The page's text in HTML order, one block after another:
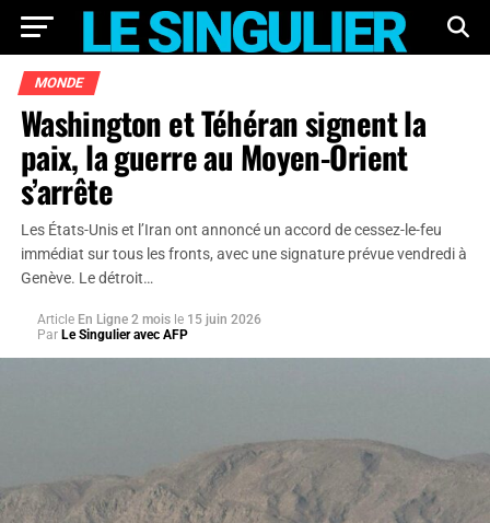
MONDE
Washington et Téhéran signent la
paix, la guerre au Moyen-Orient
s’arrête
Les États-Unis et l’Iran ont annoncé un accord de cessez-le-feu
immédiat sur tous les fronts, avec une signature prévue vendredi à
Genève. Le détroit…
Article En Ligne 2 mois le 15 juin 2026
Par Le Singulier avec AFP